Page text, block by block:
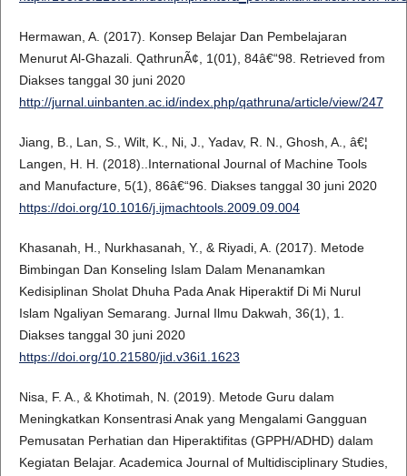
Hermawan, A. (2017). Konsep Belajar Dan Pembelajaran
Menurut Al-Ghazali. QathrunÃ¢, 1(01), 84â€“98. Retrieved from
Diakses tanggal 30 juni 2020
http://jurnal.uinbanten.ac.id/index.php/qathruna/article/view/247
Jiang, B., Lan, S., Wilt, K., Ni, J., Yadav, R. N., Ghosh, A., â€¦
Langen, H. H. (2018)..International Journal of Machine Tools
and Manufacture, 5(1), 86â€“96. Diakses tanggal 30 juni 2020
https://doi.org/10.1016/j.ijmachtools.2009.09.004
Khasanah, H., Nurkhasanah, Y., & Riyadi, A. (2017). Metode
Bimbingan Dan Konseling Islam Dalam Menanamkan
Kedisiplinan Sholat Dhuha Pada Anak Hiperaktif Di Mi Nurul
Islam Ngaliyan Semarang. Jurnal Ilmu Dakwah, 36(1), 1.
Diakses tanggal 30 juni 2020
https://doi.org/10.21580/jid.v36i1.1623
Nisa, F. A., & Khotimah, N. (2019). Metode Guru dalam
Meningkatkan Konsentrasi Anak yang Mengalami Gangguan
Pemusatan Perhatian dan Hiperaktifitas (GPPH/ADHD) dalam
Kegiatan Belajar. Academica Journal of Multidisciplinary Studies,